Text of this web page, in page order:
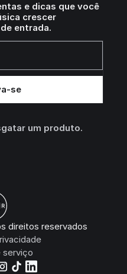
e dicas que você
crescer
entrada.
um produto.
direitos reservados
serviço